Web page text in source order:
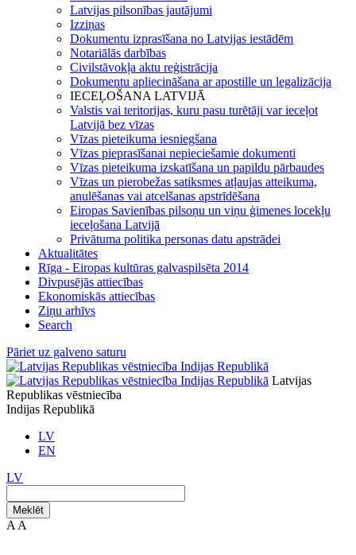
Latvijas pilsonības jautājumi
Izziņas
Dokumentu izprasīšana no Latvijas iestādēm
Notariālās darbības
Civilstāvokļa aktu reģistrācija
Dokumentu apliecināšana ar apostille un legalizācija
IECEĻOŠANA LATVIJĀ
Valstis vai teritorijas, kuru pasu turētāji var ieceļot
Latvijā bez vīzas
Vīzas pieteikuma iesniegšana
Vīzas pieprasīšanai nepieciešamie dokumenti
Vīzas pieteikuma izskatīšana un papildu pārbaudes
Vīzas un pierobežas satiksmes atļaujas atteikuma,
anulēšanas vai atcelšanas apstrīdēšana
Eiropas Savienības pilsoņu un viņu ģimenes locekļu
ieceļošana Latvijā
Privātuma politika personas datu apstrādei
Aktualitātes
Rīga - Eiropas kultūras galvaspilsēta 2014
Divpusējās attiecības
Ekonomiskās attiecības
Ziņu arhīvs
Search
Pāriet uz galveno saturu
Latvijas
Republikas vēstniecība
Indijas Republikā
LV
EN
LV
Meklēt
A A